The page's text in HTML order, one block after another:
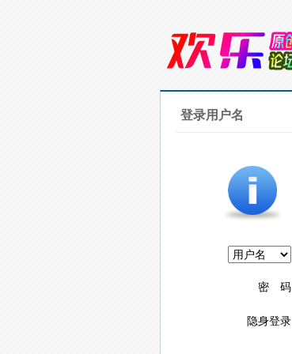
登录用户名
密 码
隐身登录